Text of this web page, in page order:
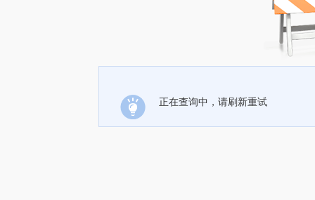
正在查询中，请刷新重试